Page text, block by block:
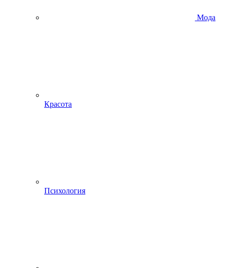
Мода
Красота
Психология